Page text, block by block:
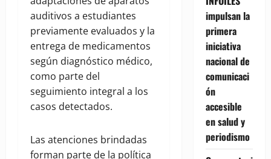
auditivos a estudiantes
previamente evaluados y la
entrega de medicamentos
según diagnóstico médico,
como parte del
seguimiento integral a los
casos detectados.
Las atenciones brindadas
forman parte de la política
impulsan la
primera
iniciativa
nacional de
comunicaci
ón
accesible
en salud y
periodismo